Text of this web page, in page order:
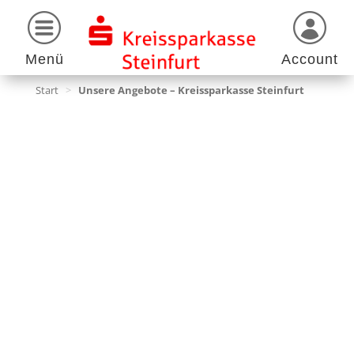
Menü Account
Start > Unsere Angebote – Kreissparkasse Steinfurt